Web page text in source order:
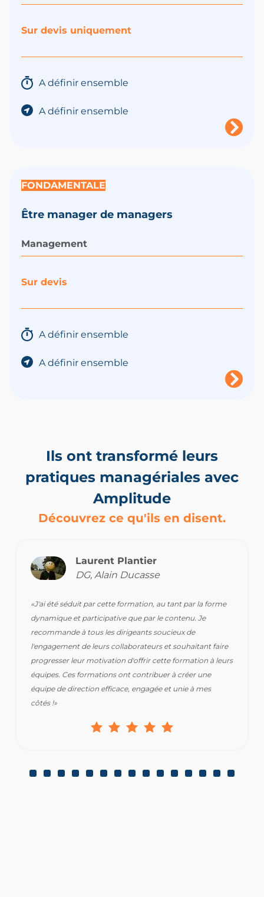
Sur devis uniquement
A définir ensemble
A définir ensemble
FONDAMENTALE
Être manager de managers
Management
Sur devis
A définir ensemble
A définir ensemble
Ils ont transformé leurs
pratiques managériales avec
Amplitude
Découvrez ce qu'ils en disent.
Laurent Plantier
DG, Alain Ducasse
«J'ai été séduit par cette formation, au tant par la forme
dynamique et participative que par le contenu. Je
recommande à tous les dirigeants soucieux de
l'engagement de leurs collaborateurs et souhaitant faire
progresser leur motivation d'offrir cette formation à leurs
équipes. Ces formations ont contribuer à créer une
équipe de direction efficace, engagée et unie à mes
côtés !»